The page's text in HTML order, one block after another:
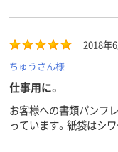
2018年
ちゅうさん様
仕事用に。
お客様への書類パンフ
っています。紙袋はシ